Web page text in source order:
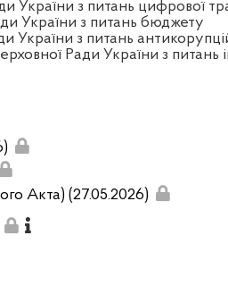
України з питань цифрової
України з питань бюджету
України з питань
Ради України з питань
Акта) (27.05.2026)